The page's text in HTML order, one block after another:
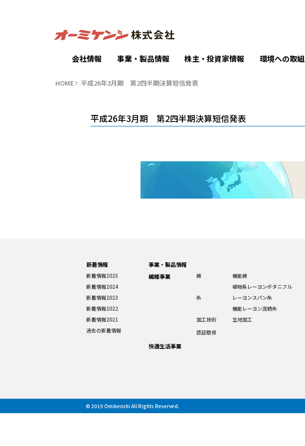
会社情報 事業・製品情報 株主・投資家情報 環境への取組
HOME 平成26年3月期 第2四半期決算短信発表
平成26年3月期 第2四半期決算短信発表
新着情報
新着情報2025
新着情報2024
新着情報2023
新着情報2022
新着情報2021
過去の新着情報
事業・製品情報
繊維事業
綿
機能綿
植物系レーヨンボタニフル
糸
レーヨンスパン糸
機能レーヨン混紡糸
加工技術
生地加工
認証取得
快適生活事業
© 2019 Omikenshi All Rights Reserved.